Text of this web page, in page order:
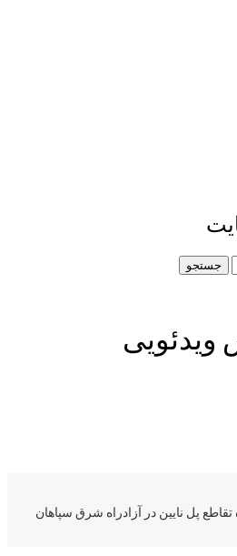
جستجو
ویدئویی
پل نایین در آزادراه شرق سپاهان